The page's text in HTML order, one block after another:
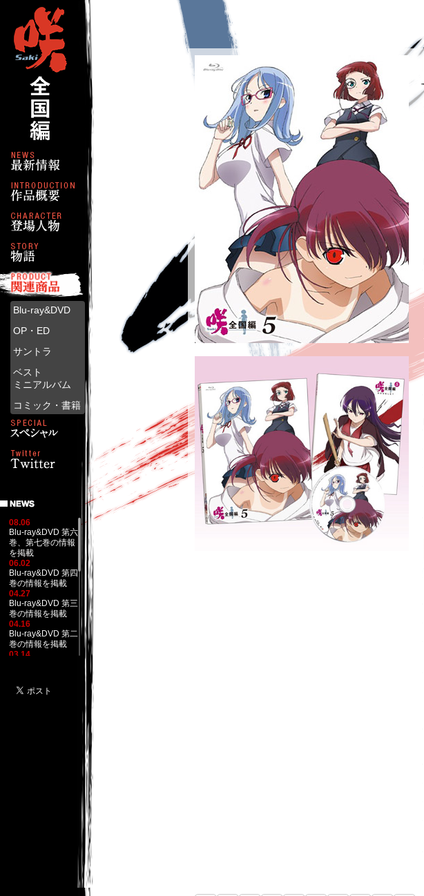
Blu-ray&DVD
OP・ED
サントラ
ベスト
ミニアルバム
コミック・書籍
08.06
Blu-ray&DVD 第六
巻、第七巻の情報
を掲載
06.02
Blu-ray&DVD 第四
巻の情報を掲載
04.27
Blu-ray&DVD 第三
巻の情報を掲載
04.16
Blu-ray&DVD 第二
巻の情報を掲載
03.14
03.12
ベストミニアルバ